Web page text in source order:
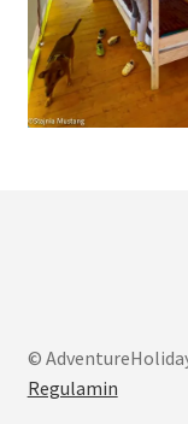
©
Regulamin